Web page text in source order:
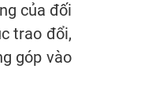
của đối
trao đổi,
góp vào